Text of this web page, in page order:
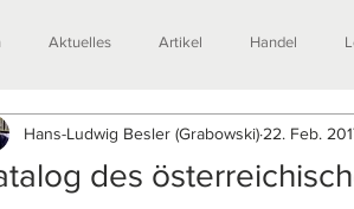
Aktuelles Artikel Handel
Zitate Ausstellungen
des
Hans-Ludwig Besler (Grabowski) 22. Feb.